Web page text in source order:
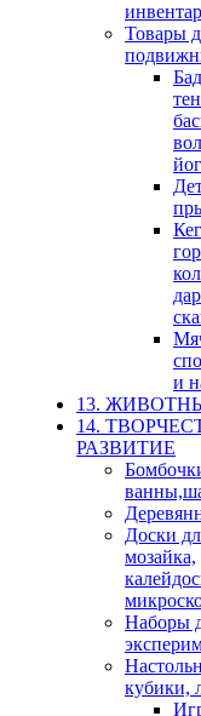
Товары
и
13.
14.
РАЗВИТИЕ
Доски
мозайка,
Наборы
кубики,